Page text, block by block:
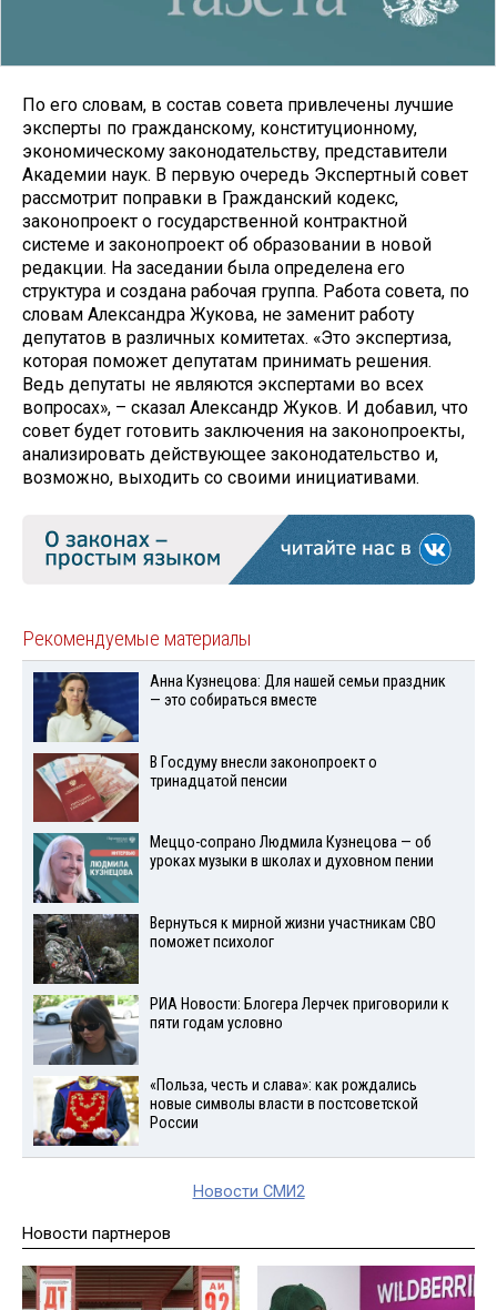
По его словам, в состав совета привлечены лучшие
эксперты по гражданскому, конституционному,
экономическому законодательству, представители
Академии наук. В первую очередь Экспертный совет
рассмотрит поправки в Гражданский кодекс,
законопроект о государственной контрактной
системе и законопроект об образовании в новой
редакции. На заседании была определена его
структура и создана рабочая группа. Работа совета, по
словам Александра Жукова, не заменит работу
депутатов в различных комитетах. «Это экспертиза,
которая поможет депутатам принимать решения.
Ведь депутаты не являются экспертами во всех
вопросах», – сказал Александр Жуков. И добавил, что
совет будет готовить заключения на законопроекты,
анализировать действующее законодательство и,
возможно, выходить со своими инициативами.
Рекомендуемые материалы
Анна Кузнецова: Для нашей семьи праздник
— это собираться вместе
В Госдуму внесли законопроект о
тринадцатой пенсии
Меццо-сопрано Людмила Кузнецова — об
уроках музыки в школах и духовном пении
Вернуться к мирной жизни участникам СВО
поможет психолог
РИА Новости: Блогера Лерчек приговорили к
пяти годам условно
«Польза, честь и слава»: как рождались
новые символы власти в постсоветской
России
Новости СМИ2
Новости партнеров